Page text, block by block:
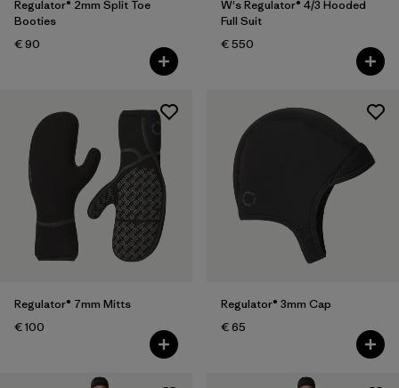
Regulator® 2mm Split Toe
Booties
€ 90
W's Regulator® 4/3 Hooded
Full Suit
€ 550
Regulator® 7mm Mitts
€ 100
Regulator® 3mm Cap
€ 65